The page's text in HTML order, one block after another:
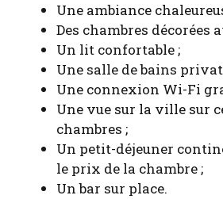
Une ambiance
Des chambres déco­rées
Un lit confor­table ;
Une salle de bains
Une connexion Wi-Fi
Une vue sur la ville sur
chambres ;
Un petit-déjeu­ner
le prix de la chambre ;
Un bar sur place.